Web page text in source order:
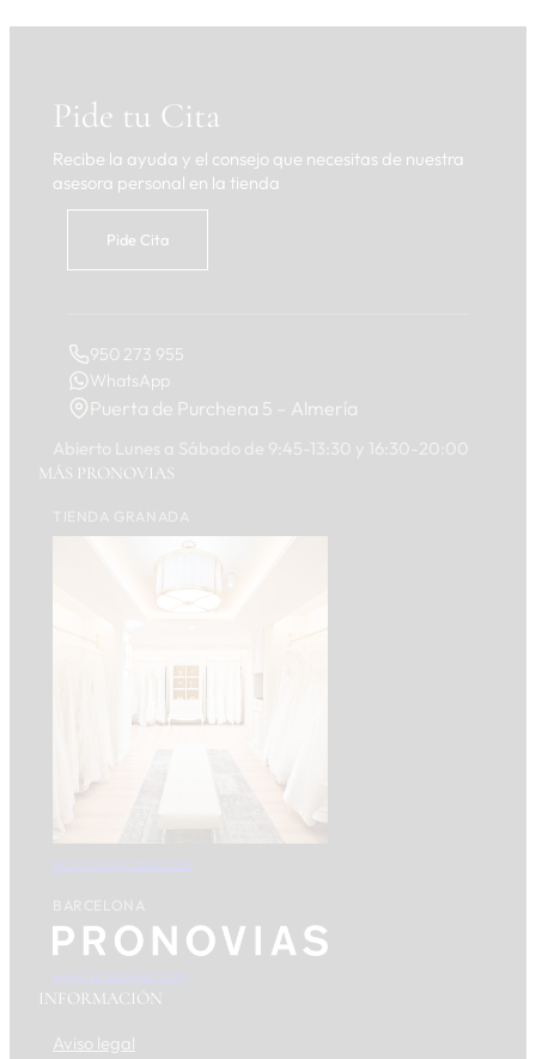
Pide tu Cita
Recibe la ayuda y el consejo que necesitas de nuestra
asesora personal en la tienda
Pide Cita
950 273 955
WhatsApp
Puerta de Purchena 5 – Almería
MÁS PRONOVIAS
pronoviasgranada.es
www.pronovias.com
INFORMACIÓN
Aviso legal